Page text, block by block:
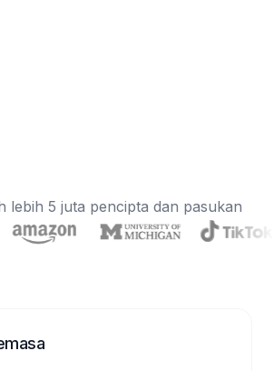
lebih 5 juta pencipta dan pasukan